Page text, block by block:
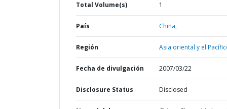
Total Volume(s) 1
País China,
Región Asia oriental y el
Fecha de divulgación 2007/03/22
Disclosure Status Disclosed